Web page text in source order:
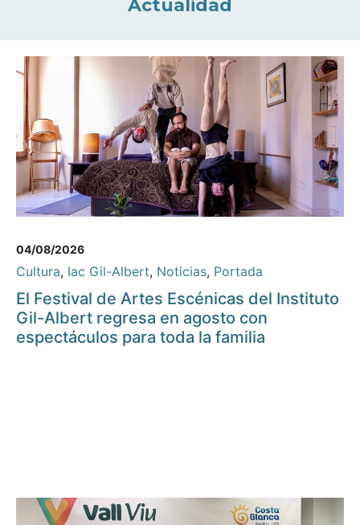
Actualidad
04/08/2026
Cultura, Iac Gil-Albert, Noticias, Portada
El Festival de Artes Escénicas del Instituto
Gil-Albert regresa en agosto con
espectáculos para toda la familia